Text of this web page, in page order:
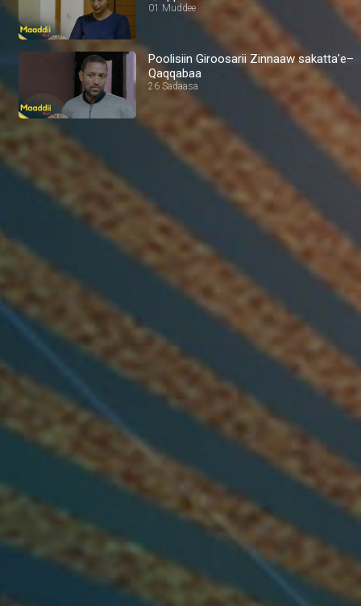
01 Muddee
Poolisiin Giroosarii Zinnaaw sakatta'e–
Qaqqabaa
26 Sadaasa